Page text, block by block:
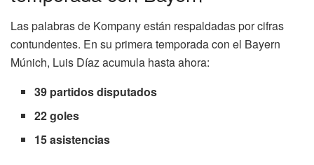
Las palabras de Kompany están respaldadas por cifras
contundentes. En su primera temporada con el Bayern
Múnich, Luis Díaz acumula hasta ahora:
39 partidos disputados
22 goles
15 asistencias